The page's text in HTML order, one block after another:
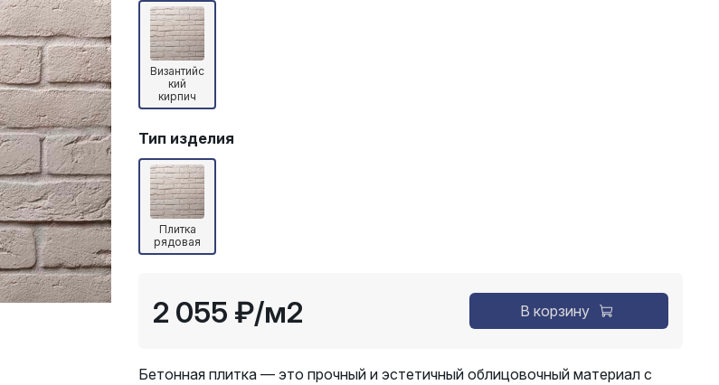
Византийс
кий
кирпич
Тип изделия
Плитка
рядовая
2 055 ₽/м2 В корзину
Бетонная плитка — это прочный и эстетичный облицовочный материал с